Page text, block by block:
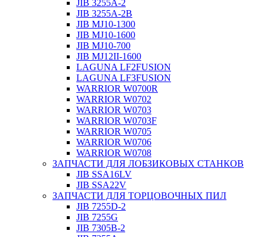
JIB 3255A-2
JIB 3255A-2B
JIB MJ10-1300
JIB MJ10-1600
JIB MJ10-700
JIB MJ12II-1600
LAGUNA LF2FUSION
LAGUNA LF3FUSION
WARRIOR W0700R
WARRIOR W0702
WARRIOR W0703
WARRIOR W0703F
WARRIOR W0705
WARRIOR W0706
WARRIOR W0708
ЗАПЧАСТИ ДЛЯ ЛОБЗИКОВЫХ СТАНКОВ
JIB SSA16LV
JIB SSA22V
ЗАПЧАСТИ ДЛЯ ТОРЦОВОЧНЫХ ПИЛ
JIB 7255D-2
JIB 7255G
JIB 7305B-2